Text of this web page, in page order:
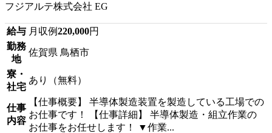
フジアルテ株式会社 EG
給与 月収例220,000円
勤務
地
佐賀県 鳥栖市
寮・
社宅
あり（無料）
仕事
内容
【仕事概要】 半導体製造装置を製造している工場での
お仕事です！ 【仕事詳細】 半導体製造・組立作業の
お仕事をお任せします！ ▼作業...